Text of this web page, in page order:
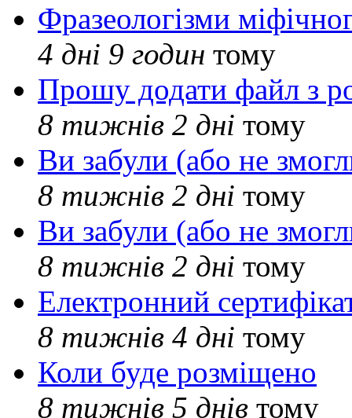
Фразеологізми
4 дні 9 годин тому
Прошу додати файл з
8 тижнів 2 дні тому
Ви забули (або не
8 тижнів 2 дні тому
Ви забули (або не
8 тижнів 2 дні тому
Електронний
8 тижнів 4 дні тому
Коли буде розміщено
8 тижнів 5 днів тому